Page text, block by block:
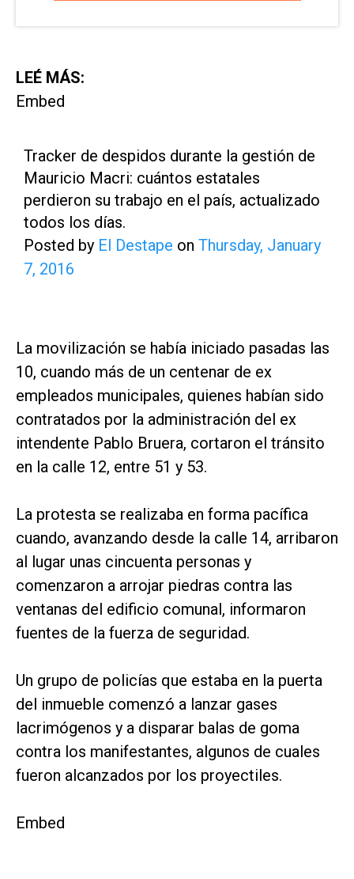
LEÉ MÁS:
Embed
Tracker de despidos durante la gestión de
Mauricio Macri: cuántos estatales
perdieron su trabajo en el país, actualizado
todos los días.
Posted by El Destape onThursday, January
7, 2016
La movilización se había iniciado pasadas las
10, cuando más de un centenar de ex
empleados municipales, quienes habían sido
contratados por la administración del ex
intendente Pablo Bruera, cortaron el tránsito
en la calle 12, entre 51 y 53.
La protesta se realizaba en forma pacífica
cuando, avanzando desde la calle 14, arribaron
al lugar unas cincuenta personas y
comenzaron a arrojar piedras contra las
ventanas del edificio comunal, informaron
fuentes de la fuerza de seguridad.
Un grupo de policías que estaba en la puerta
del inmueble comenzó a lanzar gases
lacrimógenos y a disparar balas de goma
contra los manifestantes, algunos de cuales
fueron alcanzados por los proyectiles.
Embed